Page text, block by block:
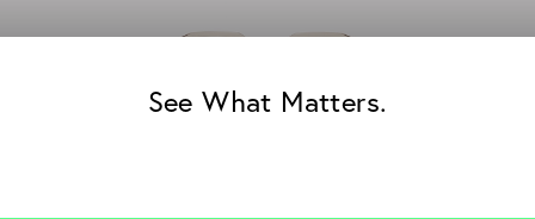
See What Matters.